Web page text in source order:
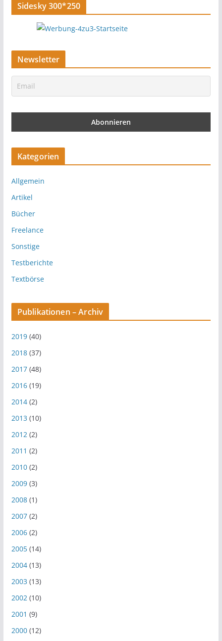
Sidesky 300*250
Newsletter
Kategorien
Allgemein
Artikel
Bücher
Freelance
Sonstige
Testberichte
Textbörse
Publikationen – Archiv
2019(40)
2018(37)
2017(48)
2016(19)
2014(2)
2013 (10)
2012(2)
2011 (2)
2010(2)
2009(3)
2008(1)
2007(2)
2006(2)
2005(14)
2004(13)
2003 (13)
2002(10)
2001 (9)
2000(12)